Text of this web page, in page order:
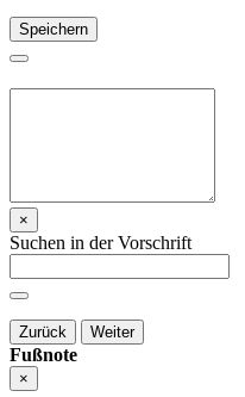
Speichern
×
Suchen in der Vorschrift
Zurück Weiter
Fußnote
×